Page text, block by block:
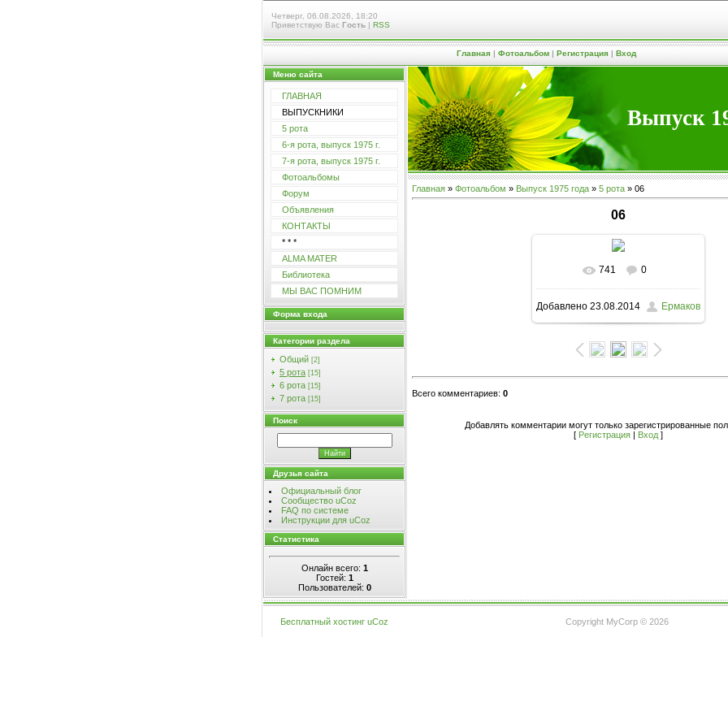
Четверг, 06.08.2026, 18:20
Приветствую Вас Гость | RSS
Главная| Фотоальбом| Регистрация| Вход
Меню сайта
ГЛАВНАЯ
ВЫПУСКНИКИ
5 рота
6-я рота, выпуск 1975 г.
7-я рота, выпуск 1975 г.
Фотоальбомы
Форум
Объявления
КОНТАКТЫ
* * *
ALMA MATER
Библиотека
МЫ ВАС ПОМНИМ
Форма входа
Категории раздела
Общий [2]
5 рота [15]
6 рота [15]
7 рота [15]
Поиск
Друзья сайта
Официальный блог
Сообщество uCoz
FAQ по системе
Инструкции для uCoz
Статистика
Онлайн всего: 1
Гостей: 1
Пользователей: 0
Выпуск
Главная » Фотоальбом » Выпуск 1975 года » 5 рота » 06
06
В реальном размере
1599x1223/ 902.2Kb
741 0
Добавлено 23.08.2014 Ермаков
Всего комментариев: 0
Добавлять комментарии могут только зарегистрированные
[ Регистрация | Вход ]
Бесплатный хостинг uCoz Copyright MyCorp © 2026